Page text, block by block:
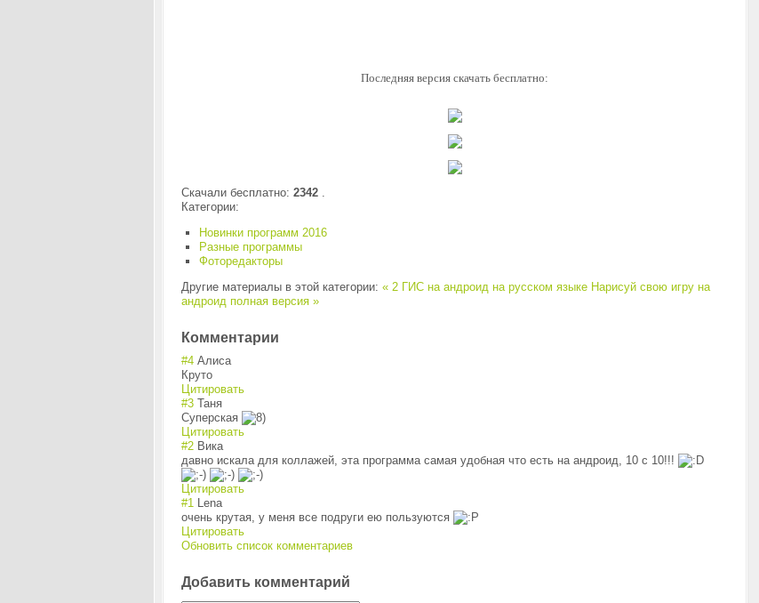
Последняя версия скачать бесплатно:
Скачали бесплатно: 2342.
Категории:
Новинки программ 2016
Разные программы
Фоторедакторы
Другие материалы в этой категории: « 2 ГИС на андроид на русском языке Нарисуй свою игру на
андроид полная версия »
Комментарии
#4 Алиса
Круто
Цитировать
#3 Таня
Суперская
Цитировать
#2 Вика
давно искала для коллажей, эта программа самая удобная что есть на андроид, 10 с 10!!!
Цитировать
#1
Lena
очень крутая, у меня все подруги ею пользуются
Цитировать
Обновить список комментариев
Добавить комментарий